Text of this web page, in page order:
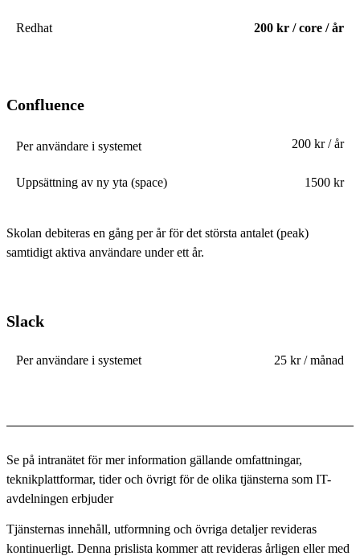
Redhat 200 kr / core / år
Confluence
Per användare i systemet 200 kr / år
Uppsättning av ny yta (space) 1500 kr
Skolan debiteras en gång per år för det största antalet (peak)
samtidigt aktiva användare under ett år.
Slack
Per användare i systemet 25 kr / månad
Se på intranätet för mer information gällande omfattningar,
teknikplattformar, tider och övrigt för de olika tjänsterna som IT-
avdelningen erbjuder
Tjänsternas innehåll, utformning och övriga detaljer revideras
kontinuerligt. Denna prislista kommer att revideras årligen eller med